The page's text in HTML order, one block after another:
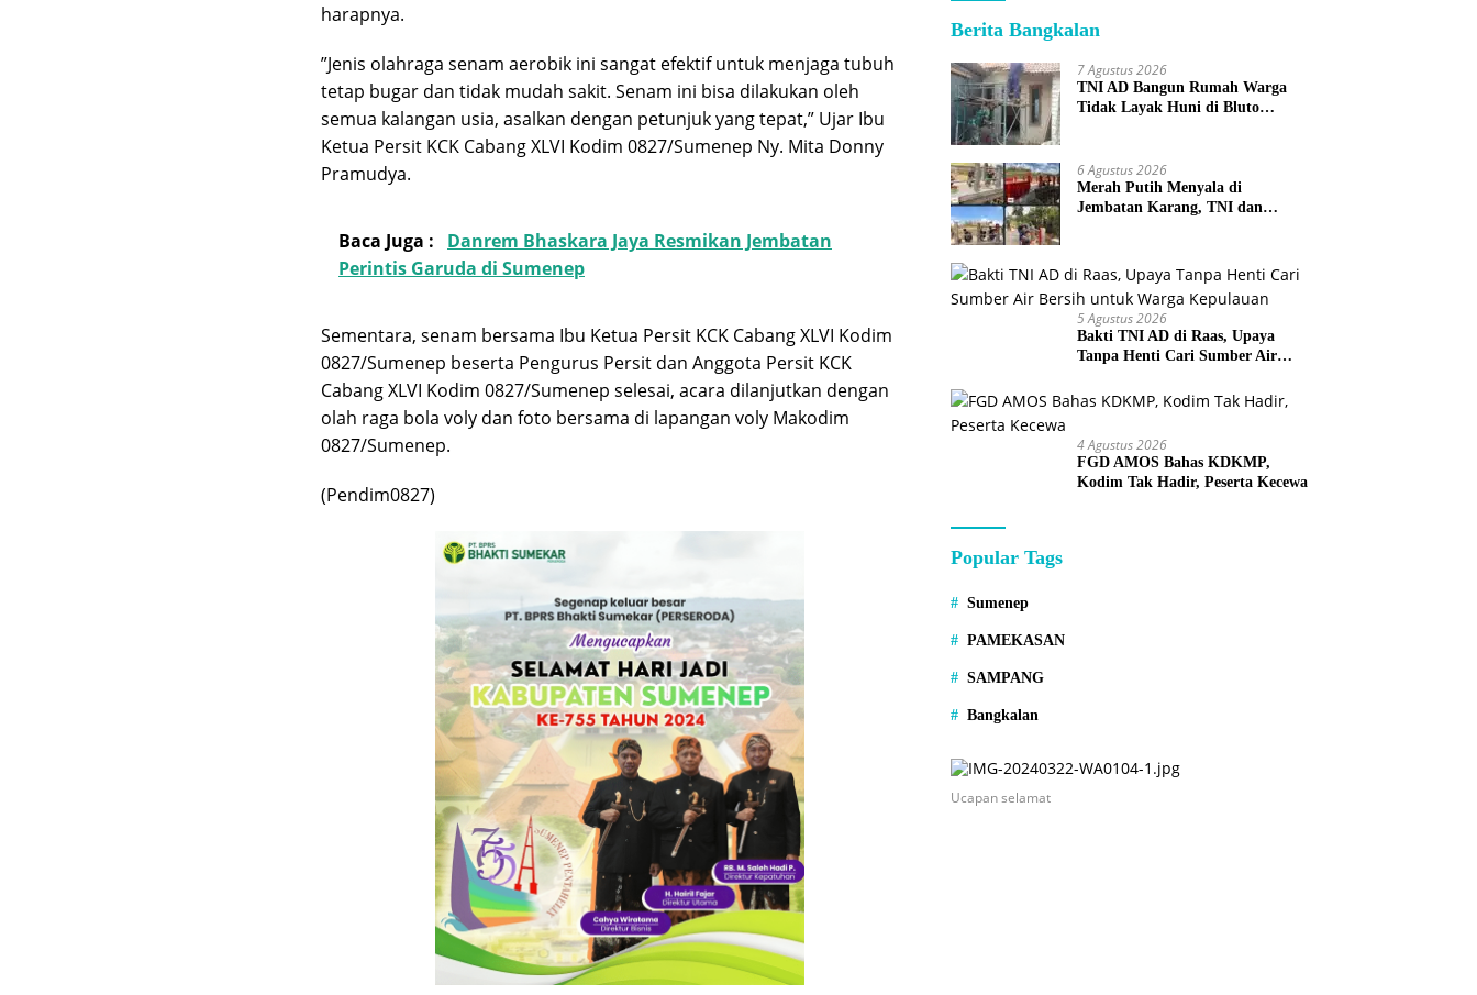
harapnya.
”Jenis olahraga senam aerobik ini sangat efektif untuk menjaga tubuh
tetap bugar dan tidak mudah sakit. Senam ini bisa dilakukan oleh
semua kalangan usia, asalkan dengan petunjuk yang tepat,” Ujar Ibu
Ketua Persit KCK Cabang XLVI Kodim 0827/Sumenep Ny. Mita Donny
Pramudya.
Baca Juga :
Danrem Bhaskara Jaya Resmikan Jembatan
Perintis Garuda di Sumenep
Sementara, senam bersama Ibu Ketua Persit KCK Cabang XLVI Kodim
0827/Sumenep beserta Pengurus Persit dan Anggota Persit KCK
Cabang XLVI Kodim 0827/Sumenep selesai, acara dilanjutkan dengan
olah raga bola voly dan foto bersama di lapangan voly Makodim
0827/Sumenep.
(Pendim0827)
Berita Bangkalan
7 Agustus 2026
TNI AD Bangun Rumah Warga
Tidak Layak Huni di Bluto
6 Agustus 2026
Merah Putih Menyala di
Jembatan Karang, TNI dan
5 Agustus 2026
Bakti TNI AD di Raas, Upaya
Tanpa Henti Cari Sumber Air
4 Agustus 2026
FGD AMOS Bahas KDKMP,
Kodim Tak Hadir, Peserta Kecewa
Popular Tags
Sumenep
PAMEKASAN
SAMPANG
Bangkalan
Ucapan selamat